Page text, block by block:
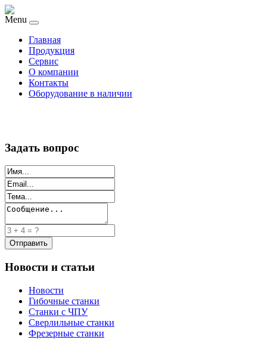
Menu
Главная
Продукция
Сервис
О компании
Контакты
Оборудование в наличии
Задать вопрос
Новости и статьи
Новости
Гибочные станки
Станки с ЧПУ
Сверлильные станки
Фрезерные станки